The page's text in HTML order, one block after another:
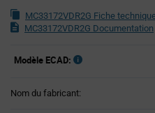
MC33172VDR2G Fiche
MC33172VDR2G Documentation
Modèle ECAD:
Nom du fabricant: